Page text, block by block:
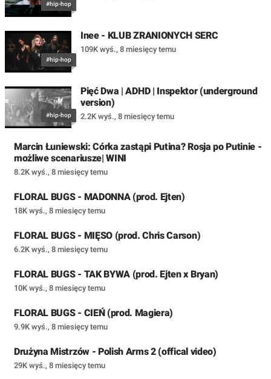
#hip-hop
#hip-hop
Inee - KLUB ZRANIONYCH SERC
109K wyś., 8 miesięcy temu
#hip-hop
Pięć Dwa | ADHD | Inspektor (underground
version)
2.2K wyś., 8 miesięcy temu
Marcin Łuniewski: Córka zastąpi Putina? Rosja po Putinie -
możliwe scenariusze| WINI
8.2K wyś., 8 miesięcy temu
FLORAL BUGS - MADONNA (prod. Ejten)
18K wyś., 8 miesięcy temu
FLORAL BUGS - MIĘSO (prod. Chris Carson)
6.2K wyś., 8 miesięcy temu
FLORAL BUGS - TAK BYWA (prod. Ejten x Bryan)
10K wyś., 8 miesięcy temu
FLORAL BUGS - CIEŃ (prod. Magiera)
9.9K wyś., 8 miesięcy temu
Drużyna Mistrzów - Polish Arms 2 (offical video)
29K wyś., 8 miesięcy temu